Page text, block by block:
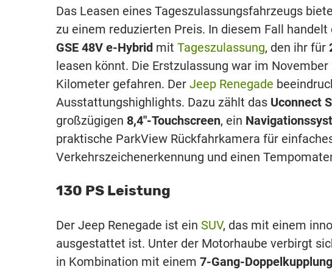
Das Leasen eines Tageszulassungsfahrzeugs
zu einem reduzierten Preis. In diesem Fall handelt
GSE 48V e-Hybrid mit Tageszulassung, den ihr für
leasen könnt. Die Erstzulassung war im
Kilometer gefahren. Der Jeep Renegade
Ausstattungshighlights. Dazu zählt das Uconnect
großzügigen 8,4″-Touchscreen, ein
praktische ParkView Rückfahrkamera für
Verkehrszeichenerkennung und einen
130 PS Leistung
Der Jeep Renegade ist ein SUV, das mit einem
ausgestattet ist. Unter der Motorhaube verbirgt
in Kombination mit einem 7-Gang-